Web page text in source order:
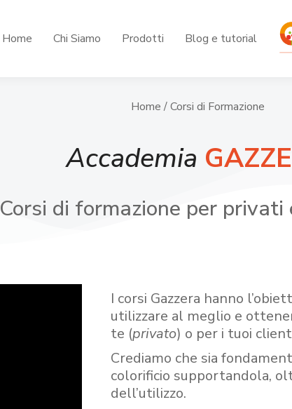
Home Chi Siamo Prodotti Blog e tutorial
Home / Corsi di Formazione
Accademia
Corsi di formazione per privati
I corsi Gazzera hanno
utilizzare al meglio e
te (privato) o per i tuoi
Crediamo che sia
colorificio supportandola,
dell’utilizzo.